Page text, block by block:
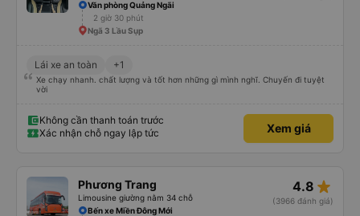
Văn phòng Quảng Ngãi
2 giờ 30 phút
Ngã 3 Lầu Sụp
Lái xe an toàn +1
Xe chạy nhanh. chất lượng và tốt hơn những gì mình nghĩ. Chuyến đi tuyệt
vời
Không cần thanh toán trước
Xác nhận chỗ ngay lập tức
Xem giá
Phương Trang
Limousine giường nằm 34 chỗ
4.8 star_rate
(3966 đánh giá)
Bến xe Miền Đông Mới